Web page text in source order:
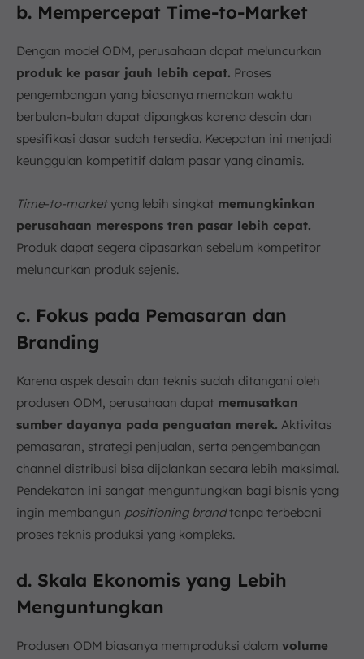
b. Mempercepat Time-to-Market
Dengan model ODM, perusahaan dapat meluncurkan
produk ke pasar jauh lebih cepat. Proses
pengembangan yang biasanya memakan waktu
berbulan-bulan dapat dipangkas karena desain dan
spesifikasi dasar sudah tersedia. Kecepatan ini menjadi
keunggulan kompetitif dalam pasar yang dinamis.
Time-to-marketyang lebih singkat memungkinkan
perusahaan merespons tren pasar lebih cepat.
Produk dapat segera dipasarkan sebelum kompetitor
meluncurkan produk sejenis.
c. Fokus pada Pemasaran dan
Branding
Karena aspek desain dan teknis sudah ditangani oleh
produsen ODM, perusahaan dapat memusatkan
sumber dayanya pada penguatan merek. Aktivitas
pemasaran, strategi penjualan, serta pengembangan
channel distribusi bisa dijalankan secara lebih maksimal.
Pendekatan ini sangat menguntungkan bagi bisnis yang
ingin membangun positioning brandtanpa terbebani
proses teknis produksi yang kompleks.
d. Skala Ekonomis yang Lebih
Menguntungkan
Produsen ODM biasanya memproduksi dalam volume